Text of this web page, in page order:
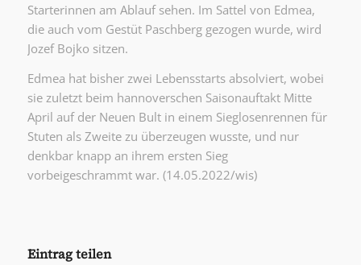
Starterinnen am Ablauf sehen. Im Sattel von Edmea,
die auch vom Gestüt Paschberg gezogen wurde, wird
Jozef Bojko sitzen.
Edmea hat bisher zwei Lebensstarts absolviert, wobei
sie zuletzt beim hannoverschen Saisonauftakt Mitte
April auf der Neuen Bult in einem Sieglosenrennen für
Stuten als Zweite zu überzeugen wusste, und nur
denkbar knapp an ihrem ersten Sieg
vorbeigeschrammt war. (14.05.2022/wis)
Eintrag teilen